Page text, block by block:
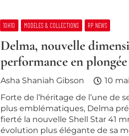
10H10 MODELES & COLLECTIONS RP NEWS
Delma, nouvelle
performance en plongée
Asha Shaniah Gibson
10
Forte de l’héritage de l’une de
plus emblématiques, Delma
fierté la nouvelle Shell Star 41
évolution plus élégante de sa